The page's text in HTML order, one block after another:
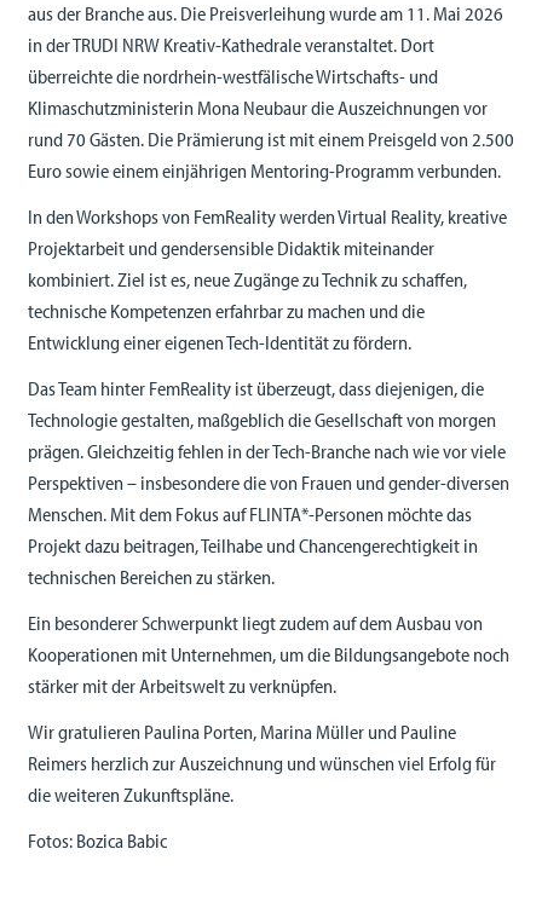
aus der Branche aus. Die Preisverleihung wurde am 11. Mai 2026
in der TRUDI NRW Kreativ-Kathedrale veranstaltet. Dort
überreichte die nordrhein-westfälische Wirtschafts- und
Klimaschutzministerin Mona Neubaur die Auszeichnungen vor
rund 70 Gästen. Die Prämierung ist mit einem Preisgeld von 2.500
Euro sowie einem einjährigen Mentoring-Programm verbunden.
In den Workshops von FemReality werden Virtual Reality, kreative
Projektarbeit und gendersensible Didaktik miteinander
kombiniert. Ziel ist es, neue Zugänge zu Technik zu schaffen,
technische Kompetenzen erfahrbar zu machen und die
Entwicklung einer eigenen Tech-Identität zu fördern.
Das Team hinter FemReality ist überzeugt, dass diejenigen, die
Technologie gestalten, maßgeblich die Gesellschaft von morgen
prägen. Gleichzeitig fehlen in der Tech-Branche nach wie vor viele
Perspektiven – insbesondere die von Frauen und gender-diversen
Menschen. Mit dem Fokus auf FLINTA*-Personen möchte das
Projekt dazu beitragen, Teilhabe und Chancengerechtigkeit in
technischen Bereichen zu stärken.
Ein besonderer Schwerpunkt liegt zudem auf dem Ausbau von
Kooperationen mit Unternehmen, um die Bildungsangebote noch
stärker mit der Arbeitswelt zu verknüpfen.
Wir gratulieren Paulina Porten, Marina Müller und Pauline
Reimers herzlich zur Auszeichnung und wünschen viel Erfolg für
die weiteren Zukunftspläne.
Fotos: Bozica Babic